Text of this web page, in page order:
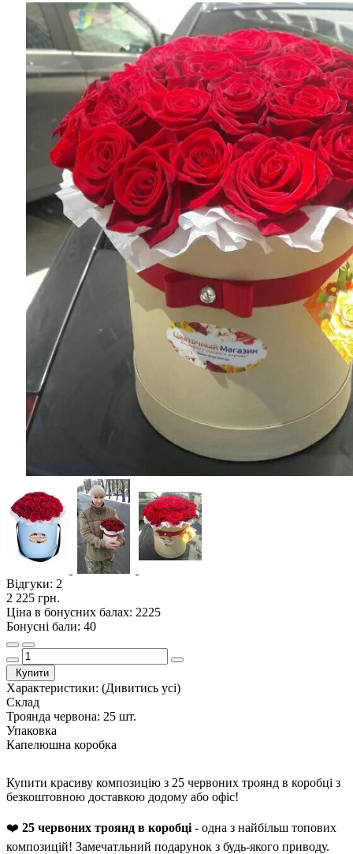
Відгуки: 2
2 225 грн.
Ціна в бонусних балах: 2225
Бонусні бали: 40
Купити
Характеристики: (Дивитись усі)
Склад
Троянда червона: 25 шт.
Упаковка
Капелюшна коробка
Купити красиву композицію з 25 червоних троянд в коробці з
безкоштовною доставкою додому або офіс!
❤️ 25 червоних троянд в коробці - одна з найбільш топових
композицій! Замечатльний подарунок з будь-якого приводу.